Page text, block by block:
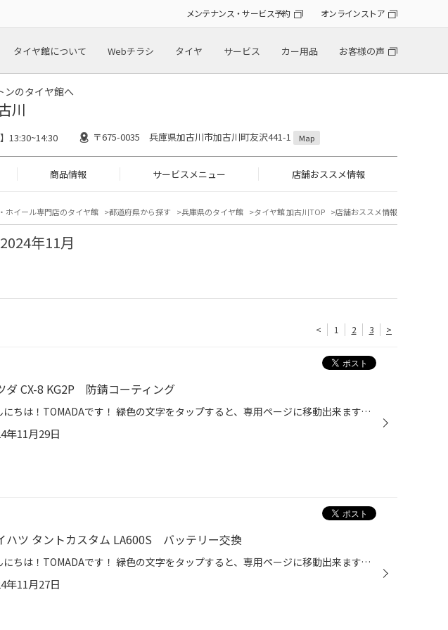
メンテナンス・サービス予約 オンラインストア
タイヤ館について Webチラシ タイヤ サービス カー用品 お客様の声
ンのタイヤ館へ
川
13:30~14:30 〒675-0035 兵庫県加古川市加古川町友沢441-1 Map
商品情報 サービスメニュー 店舗おススメ情報
ホイール専門店のタイヤ館 都道府県から探す 兵庫県のタイヤ館 タイヤ館 加古川TOP 店舗おススメ情報
年11月
< 1 2 3 >
ダ CX-8 KG2P 防錆コーティング
こんにちは！TOMADAです！ 緑色の文字をタップすると、専用ページに移動出来ます。是非ポチッと押してみて下さい。 本日のご紹介は、マツダ CX-8 KG2P 防錆コーティング施工レポートです。 車両点検の際に、作業させていただきました！ それでは早速レポートにまいりましょう！ ーーーーーーーーー...
年11月29日
ハツ タントカスタム LA600S バッテリー交換
こんにちは！TOMADAです！ 緑色の文字をタップすると、専用ページに移動出来ます。是非ポチッと押してみて下さい。 本日のご紹介は、ダイハツ タントカスタム LA600S バッテリー交換レポートです。 高性能バッテリーテスターで、診断したところ要注意と診断されたので、バッテリー上がる前にご交換...
年11月27日